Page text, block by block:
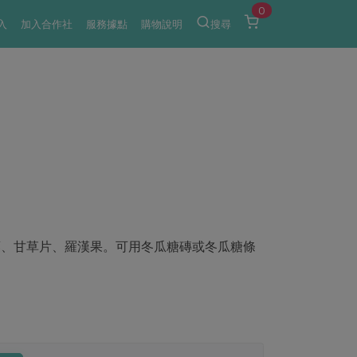
加入合作社 服務據點 購物說明 搜尋
0
甘草片、羅漢果。可用冬瓜糖磚或冬瓜糖條